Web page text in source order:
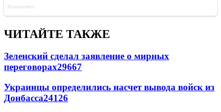
ЧИТАЙТЕ ТАКЖЕ
Зеленский сделал заявление о мирных
переговорах29667
Украинцы определились насчет вывода войск из
Донбасса24126